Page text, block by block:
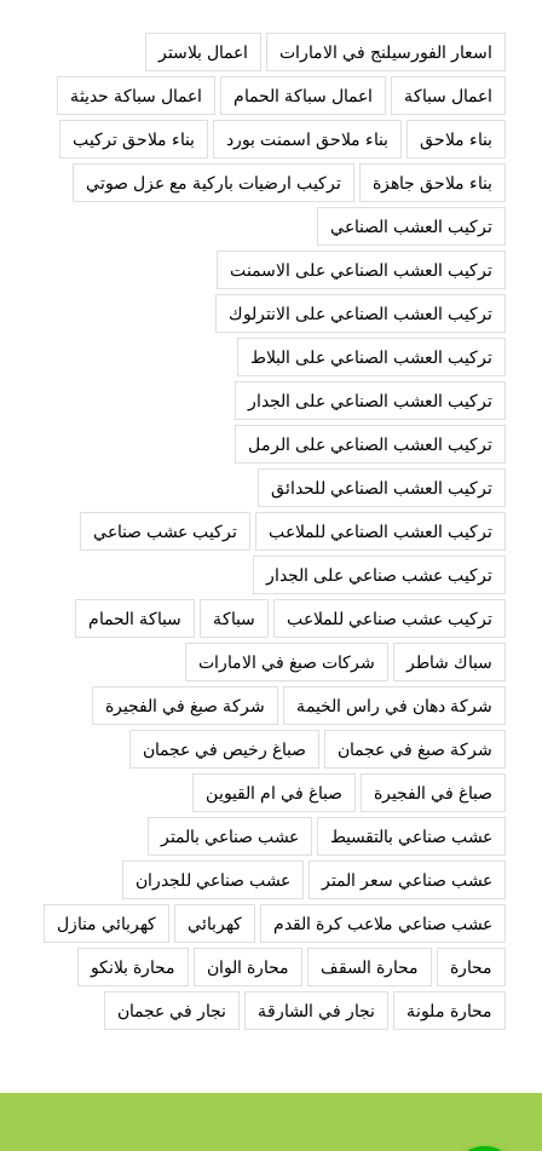
اسعار الفورسيلنج في الامارات
اعمال بلاستر
اعمال سباكة
اعمال سباكة الحمام
اعمال سباكة حديثة
بناء ملاحق
بناء ملاحق اسمنت بورد
بناء ملاحق تركيب
بناء ملاحق جاهزة
تركيب ارضيات باركية مع عزل صوتي
تركيب العشب الصناعي
تركيب العشب الصناعي على الاسمنت
تركيب العشب الصناعي على الانترلوك
تركيب العشب الصناعي على البلاط
تركيب العشب الصناعي على الجدار
تركيب العشب الصناعي على الرمل
تركيب العشب الصناعي للحدائق
تركيب العشب الصناعي للملاعب
تركيب عشب صناعي
تركيب عشب صناعي على الجدار
تركيب عشب صناعي للملاعب
سباكة
سباكة الحمام
سباك شاطر
شركات صبغ في الامارات
شركة دهان في راس الخيمة
شركة صبغ في الفجيرة
شركة صبغ في عجمان
صباغ رخيص في عجمان
صباغ في الفجيرة
صباغ في ام القيوين
عشب صناعي بالتقسيط
عشب صناعي بالمتر
عشب صناعي سعر المتر
عشب صناعي للجدران
عشب صناعي ملاعب كرة القدم
كهربائي
كهربائي منازل
محارة
محارة السقف محارة الوان
محارة بلانكو
محارة ملونة
نجار في الشارقة نجار في عجمان